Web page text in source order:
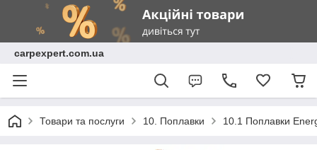
carpexpert.com.ua
Товари та послуги 10. Поплавки 10.1 Поплавки